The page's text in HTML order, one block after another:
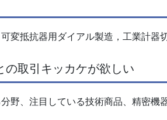
変抵抗器用ダイアル製造，工業計器
の取引キッカケが欲しい
野、注目している技術商品、精密機